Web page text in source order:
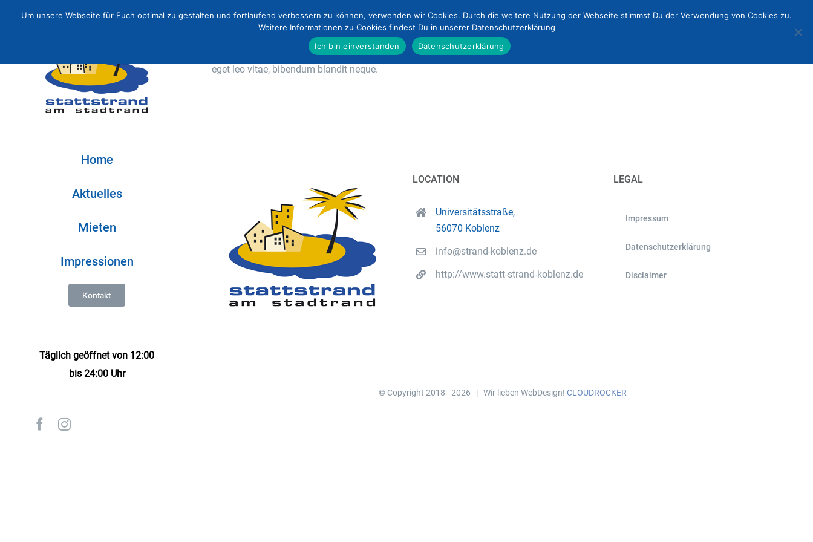
Home
Aktuelles
Mieten
Impressionen
Kontakt
Täglich geöffnet von 12:00
bis 24:00 Uhr
FacebookInstagram
Aenean sagittis, nulla eget viverra sodales, odio sapien venenatis massa, quis fermentum risus orci ultricies enim. Sed elit tellus, faucibus
eget leo vitae, bibendum blandit neque.
LOCATION
Universitätsstraße,
56070 Koblenz
info@strand-koblenz.de
http://www.statt-strand-koblenz.de
LEGAL
Impressum
Datenschutzerklärung
Disclaimer
© Copyright 2018 -2026 | Wir lieben WebDesign! CLOUDROCKER
Um unsere Webseite für Euch optimal zu gestalten und fortlaufend verbessern zu können, verwenden wir Cookies. Durch die weitere Nutzung der Webseite stimmst Du der Verwendung von Cookies zu.
Weitere Informationen zu Cookies findest Du in unserer Datenschutzerklärung
Ich bin einverstanden
Datenschutzerklärung